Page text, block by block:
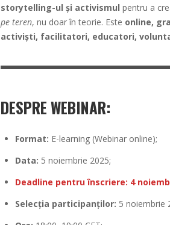
storytelling-ul și activismul pentru a
pe teren, nu doar în teorie. Este online,
activiști, facilitatori, educatori,
DESPRE WEBINAR:
Format: E-learning (Webinar online);
Data: 5 noiembrie 2025;
Deadline pentru înscriere: 4
Selecția participanților: 5 noiembrie